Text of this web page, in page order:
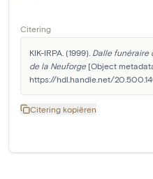
Citering
KIK-IRPA. (1999). Dalle funéraire
de la Neuforge [Object
https://hdl.handle.net/
Citering kopiëren